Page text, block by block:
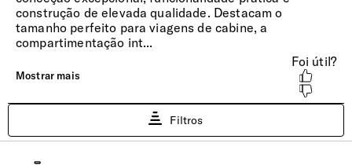
Material
Produzida em Recyclex® - tecido feito a partir de resíduos
pós-consumo 100% reciclados. Tecido exterior é resistente
Bolsos Exteriores
2 bolsos frontais e 1 bolso traseiro
Encaixe Pega Extensível